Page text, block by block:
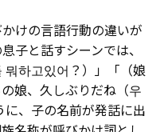
けの言語行動の違いが
子と話すシーンでは、
뭐하고있어？）」「（娘
娘、久しぶりだね（우
、子の名前が発話に出